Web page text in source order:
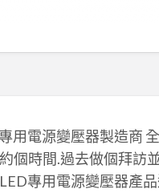
用電源變壓器製造商
個時間.過去做個拜訪
專用電源變壓器產